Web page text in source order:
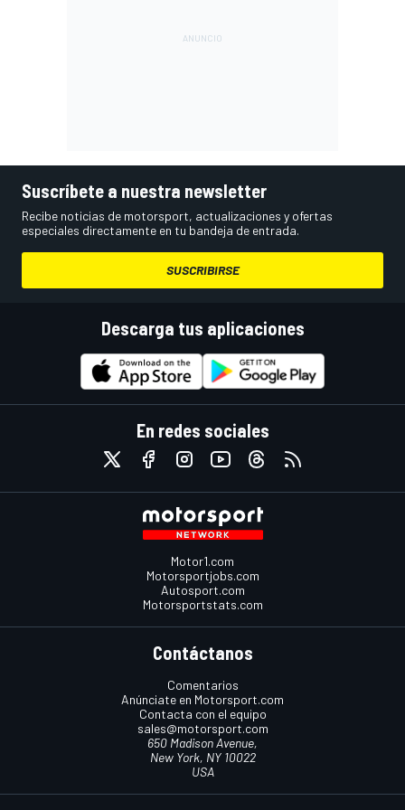
Suscríbete a nuestra newsletter
Recibe noticias de motorsport, actualizaciones y ofertas
especiales directamente en tu bandeja de entrada.
SUSCRIBIRSE
Descarga tus aplicaciones
En redes sociales
Motor1.com
Motorsportjobs.com
Autosport.com
Motorsportstats.com
Contáctanos
Comentarios
Anúnciate en Motorsport.com
Contacta con el equipo
sales@motorsport.com
650 Madison Avenue,
New York, NY 10022
USA